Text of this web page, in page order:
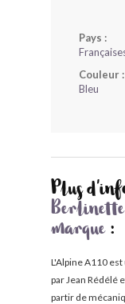
Pays :
Couleur :
Bleu
Plus
marque:
L'Alpine A110
par Jean Rédélé
partir de